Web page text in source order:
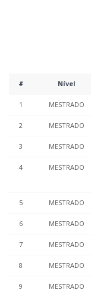
# Nível
1 MESTRADO
2 MESTRADO
3 MESTRADO
4 MESTRADO
5 MESTRADO
6 MESTRADO
7 MESTRADO
8 MESTRADO
9 MESTRADO